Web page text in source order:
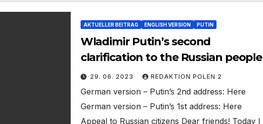
AKTUELLER BEITRAG ENGLISH VERSION PUTIN
Wladimir Putin’s second
clarification to the Russian people
29. 06. 2023 REDAKTION POLEN 2
German version – Putin’s 2nd address: Here
German version – Putin’s 1st address: Here
Appeal to Russian citizens Dear friends! Today I